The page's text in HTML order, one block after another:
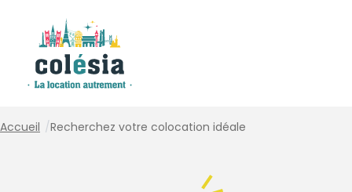
Accueil /Recherchez votre colocation idéale